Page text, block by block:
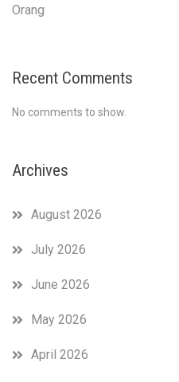
Orang
Recent Comments
No comments to show.
Archives
August 2026
July 2026
June 2026
May 2026
April 2026